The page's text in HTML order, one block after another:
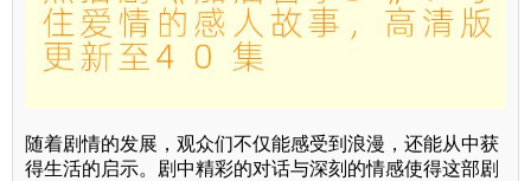
随着剧情的发展，观众们不仅能感受到浪漫，还能从中获
得生活的启示。剧中精彩的对话与深刻的情感使得这部剧